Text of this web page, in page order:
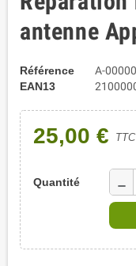
antenne
Référence
A-
EAN13
25,00 € TTC
Quantité remove